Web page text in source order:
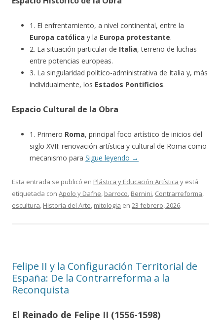
1. El enfrentamiento, a nivel continental, entre la
Europa católica y la Europa protestante.
2. La situación particular de Italia, terreno de luchas
entre potencias europeas.
3. La singularidad político-administrativa de Italia y, más
individualmente, los Estados Pontificios.
Espacio Cultural de la Obra
1. Primero Roma, principal foco artístico de inicios del
siglo XVII: renovación artística y cultural de Roma como
mecanismo para Sigue leyendo →
Esta entrada se publicó en Plástica y Educación Artística y está
etiquetada con Apolo y Dafne, barroco, Bernini, Contrarreforma,
escultura, Historia del Arte, mitologia en 23 febrero, 2026.
Felipe II y la Configuración Territorial de
España: De la Contrarreforma a la
Reconquista
El Reinado de Felipe II (1556-1598)